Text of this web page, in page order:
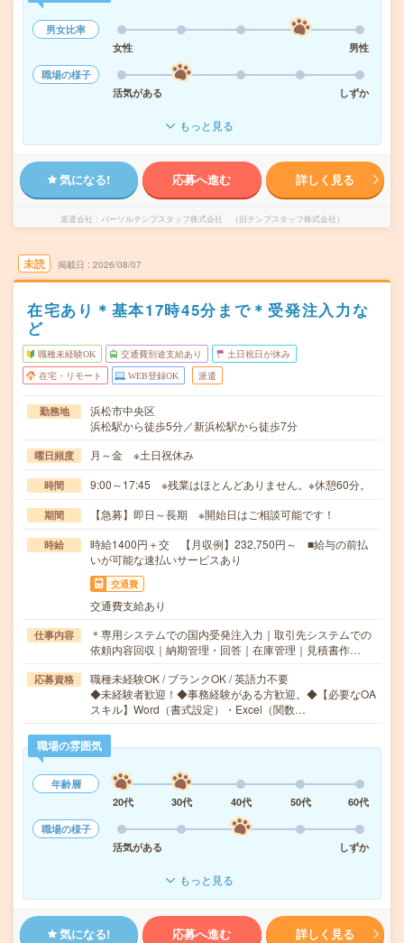
男女比率
女性
男性
職場の様子
活気がある
しずか
もっと見る
気になる! 応募へ進む 詳しく見る
派遣会社 パーソルテンプスタッフ株式会社 （旧テンプスタッフ株式会社）
未読 掲載日 2026/08/07
在宅あり＊基本17時45分まで＊受発注入力な
ど
職種未経験OK 交通費別途支給あり 土日祝日が休み
在宅・リモート WEB登録OK 派遣
勤務地
浜松市中央区
浜松駅から徒歩5分／新浜松駅から徒歩7分
曜日頻度 月～金 ※土日祝休み
時間 9:00～17:45 ※残業はほとんどありません。※休憩60分。
期間 【急募】即日～長期 ※開始日はご相談可能です！
時給
時給1400円＋交 【月収例】232,750円～ ■給与の前払
いが可能な速払いサービスあり
交通費
交通費支給あり
仕事内容
＊専用システムでの国内受発注入力｜取引先システムでの
依頼内容回収｜納期管理・回答｜在庫管理｜見積書作…
応募資格
職種未経験OK / ブランクOK / 英語力不要
◆未経験者歓迎！◆事務経験がある方歓迎。◆【必要なOA
スキル】Word（書式設定）・Excel（関数…
職場の雰囲気
年齢層
20代
30代 40代 50代
60代
職場の様子
活気がある
しずか
もっと見る
気になる! 応募へ進む 詳しく見る